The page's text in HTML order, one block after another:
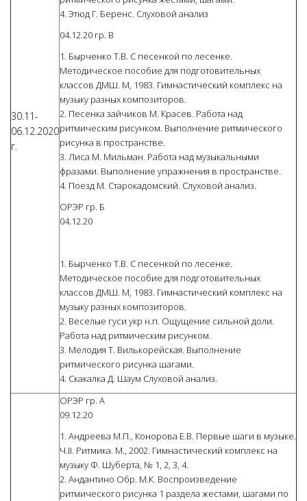
30.11-
06.12.2020
г.
4. Этюд Г. Беренс. Слуховой анализ
04.12.20 гр. В
1. Бырченко Т.В. С песенкой по лесенке.
Методическое пособие для подготовительных
классов ДМШ. М, 1983. Гимнастический комплекс на
музыку разных композиторов.
2. Песенка зайчиков М. Красев. Работа над
ритмическим рисунком. Выполнение ритмического
рисунка в пространстве.
3. Лиса М. Мильман. Работа над музыкальными
фразами. Выполнение упражнения в пространстве.
4. Поезд М. Старокадомский. Слуховой анализ.
ОРЭР гр. Б
04.12.20
1. Бырченко Т.В. С песенкой по лесенке.
Методическое пособие для подготовительных
классов ДМШ. М, 1983. Гимнастический комплекс на
музыку разных композиторов.
2. Веселые гуси укр н.п. Ощущение сильной доли.
Работа над ритмическим рисунком.
3. Мелодия Т. Вилькорейская. Выполнение
ритмического рисунка шагами.
4. Скакалка Д. Шаум Слуховой анализ.
ОРЭР гр. А
09.12.20
1. Андреева М.П., Конорова Е.В. Первые шаги в музыке.
Ч.II. Ритмика. М., 2002. Гимнастический комплекс на
музыку Ф. Шуберта, № 1, 2, 3, 4.
2. Андантино Обр. М.К. Воспроизведение
ритмического рисунка 1 раздела жестами, шагами по